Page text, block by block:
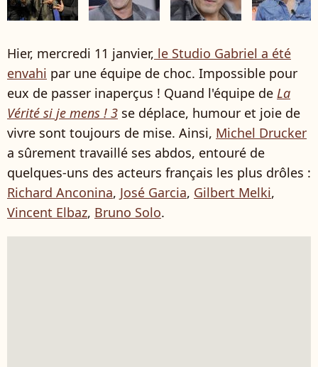
Hier, mercredi 11 janvier, le Studio Gabriel a été
envahi par une équipe de choc. Impossible pour
eux de passer inaperçus ! Quand l'équipe de La
Vérité si je mens ! 3 se déplace, humour et joie de
vivre sont toujours de mise. Ainsi, Michel Drucker
a sûrement travaillé ses abdos, entouré de
quelques-uns des acteurs français les plus drôles :
Richard Anconina, José Garcia, Gilbert Melki,
Vincent Elbaz, Bruno Solo.